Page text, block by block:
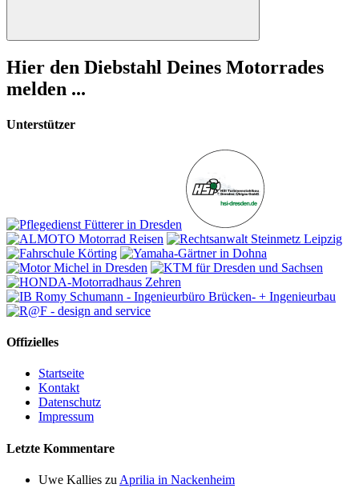
Suchen
Hier den Diebstahl Deines Motorrades
melden ...
Unterstützer
Offizielles
Startseite
Kontakt
Datenschutz
Impressum
Letzte Kommentare
Uwe Kallies zu Aprilia in Nackenheim